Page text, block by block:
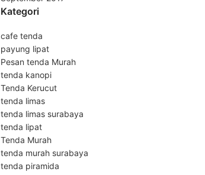
Kategori
cafe tenda
payung lipat
Pesan tenda Murah
tenda kanopi
Tenda Kerucut
tenda limas
tenda limas surabaya
tenda lipat
Tenda Murah
tenda murah surabaya
tenda piramida